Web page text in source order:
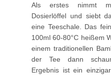
Als erstes nimmt
Dosierlöffel und siebt
eine Teeschale. Das
100ml 60-80°C heißem
einem traditionellen
der Tee dann
Ergebnis ist ein